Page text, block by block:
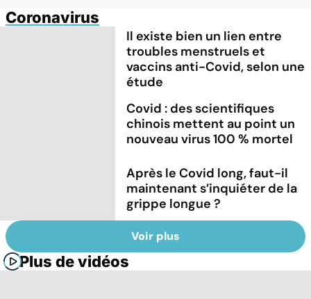
Coronavirus
Il existe bien un lien entre
troubles menstruels et
vaccins anti-Covid, selon une
étude
Covid : des scientifiques
chinois mettent au point un
nouveau virus 100 % mortel
Après le Covid long, faut-il
maintenant s’inquiéter de la
grippe longue ?
Voir plus
Plus de vidéos